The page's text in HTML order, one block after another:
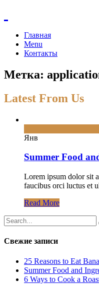
Главная
Menu
Контакты
Метка:
Latest From Us
Янв
Summer Food
Lorem ipsum dolor sit
faucibus orci luctus et
Read More
Свежие записи
25 Reasons to Eat
Summer Food and
6 Ways to Cook a